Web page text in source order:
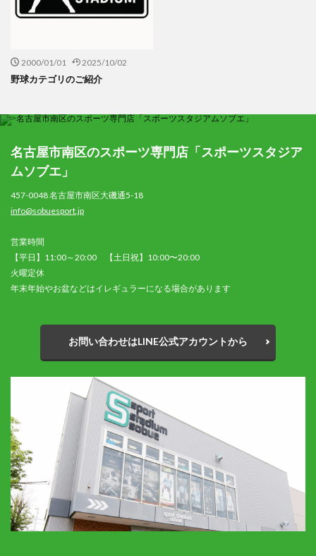
2000/01/01 2025/10/02
野球カテゴリのご紹介
名古屋市南区のスポーツ専門店「スポーツスタジア
ムソブエ」
457-0048 名古屋市南区大磯通5-18
info@sobuesport.jp
営業時間
【平日】11:00～20:00 【土日祝】10:00〜20:00
火曜定休
年末年始やお盆などはイレギュラーになる場合があります
お問い合わせはLINE公式アカウントから